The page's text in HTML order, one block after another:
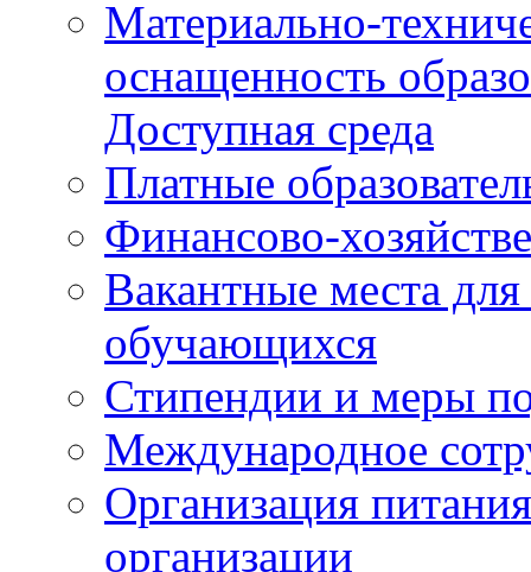
Материально-
оснащенность
Доступная среда
Платные
Финансово-
Вакантные места
обучающихся
Стипендии и меры
Международное
Организация
организации